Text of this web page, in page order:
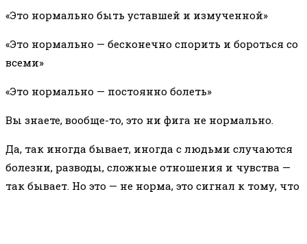
«Это нормально быть уставшей и измученной»
«Это нормально — бесконечно спорить и бороться со
всеми»
«Это нормально — постоянно болеть»
Вы знаете, вообще-то, это ни фига не нормально.
Да, так иногда бывает, иногда с людьми случаются
болезни, разводы, сложные отношения и чувства —
так бывает. Но это — не норма, это сигнал к тому, что